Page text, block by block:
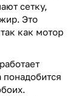
сетку,
Это
как мотор